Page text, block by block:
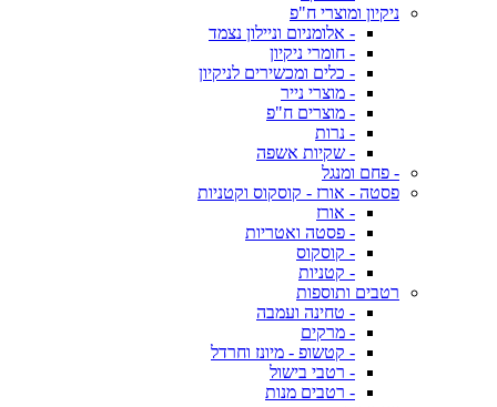
ניקיון ומוצרי ח"פ
- אלומניום וניילון נצמד
- חומרי ניקיון
- כלים ומכשירים לניקיון
- מוצרי נייר
- מוצרים ח"פ
- נרות
- שקיות אשפה
- פחם ומנגל
פסטה - אורז - קוסקוס וקטניות
- אורז
- פסטה ואטריות
- קוסקוס
- קטניות
רטבים ותוספות
- טחינה ועמבה
- מרקים
- קטשופ - מיונז וחרדל
- רטבי בישול
- רטבים מנות